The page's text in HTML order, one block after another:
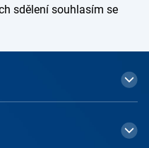
sdělení souhlasím se